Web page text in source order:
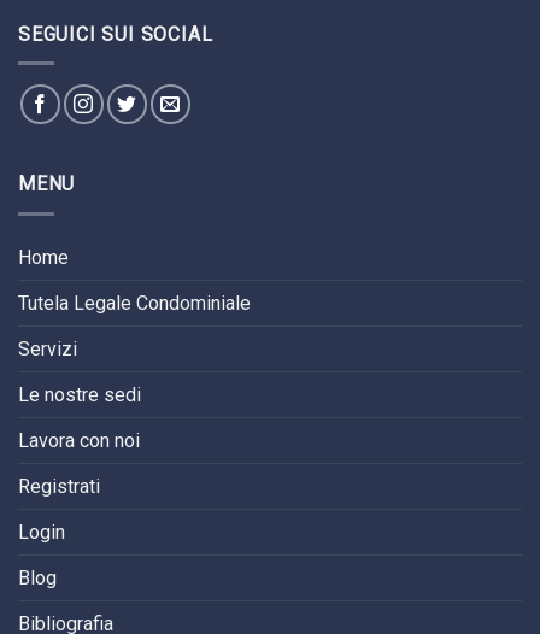
SEGUICI SUI SOCIAL
MENU
Home
Tutela Legale Condominiale
Servizi
Le nostre sedi
Lavora con noi
Registrati
Login
Blog
Bibliografia